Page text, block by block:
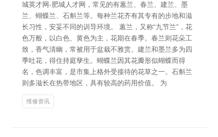
城英才网-肥城人才网，常见的有蕙兰、春兰、建兰、墨
兰、蝴蝶兰、石斛兰等。每种兰花齐有其专有的步地和滋
长习性，安妥不同的训导环境。 蕙兰，又称“九节兰”，花
色万般，以白色、黄色为主，花期在春季。春兰则花朵工
致，香气清幽，常被用于盆栽不雅赏。建兰和墨兰多为四
季吐花，得住持庭孳生。蝴蝶兰因其花瓣形似蝴蝶而得
名，色调丰富，是市集上格外受接待的花草之一。石斛兰
则多滋长在热带地区，具有较高的药用价值。 为
维修资讯